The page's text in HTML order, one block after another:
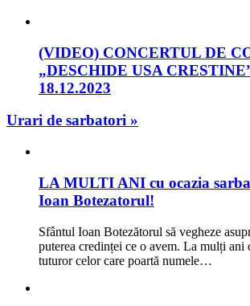
(VIDEO) CONCERTUL DE
„DESCHIDE USA
18.12.2023
Urari de sarbatori »
LA MULTI ANI cu ocazia
Ioan Botezatorul!
Sfântul Ioan Botezătorul să vegheze
puterea credinței ce o avem. La mulți ani
tuturor celor care poartă numele…